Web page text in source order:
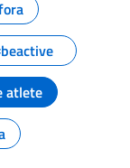
atlete